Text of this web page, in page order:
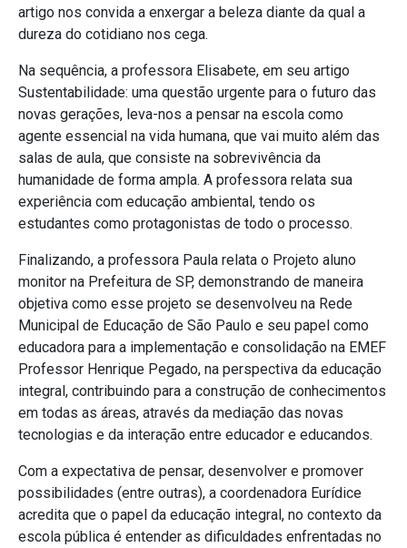
artigo nos convida a enxergar a beleza diante da qual a
dureza do cotidiano nos cega.
Na sequência, a professora Elisabete, em seu artigo
Sustentabilidade: uma questão urgente para o futuro das
novas gerações, leva-nos a pensar na escola como
agente essencial na vida humana, que vai muito além das
salas de aula, que consiste na sobrevivência da
humanidade de forma ampla. A professora relata sua
experiência com educação ambiental, tendo os
estudantes como protagonistas de todo o processo.
Finalizando, a professora Paula relata o Projeto aluno
monitor na Prefeitura de SP, demonstrando de maneira
objetiva como esse projeto se desenvolveu na Rede
Municipal de Educação de São Paulo e seu papel como
educadora para a implementação e consolidação na EMEF
Professor Henrique Pegado, na perspectiva da educação
integral, contribuindo para a construção de conhecimentos
em todas as áreas, através da mediação das novas
tecnologias e da interação entre educador e educandos.
Com a expectativa de pensar, desenvolver e promover
possibilidades (entre outras), a coordenadora Eurídice
acredita que o papel da educação integral, no contexto da
escola pública é entender as dificuldades enfrentadas no